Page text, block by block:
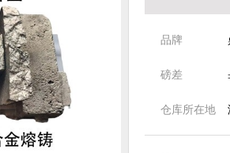
品牌
磅差
仓库所在地